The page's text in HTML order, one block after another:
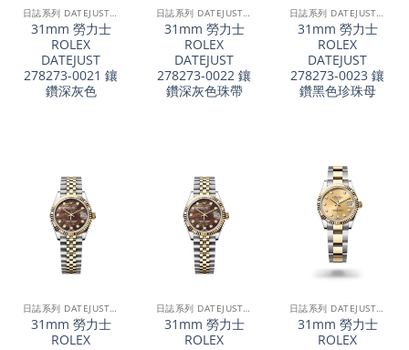
日誌系列 DATEJUST 31
31mm 勞力士
ROLEX
DATEJUST
278273-0021 鑲
鑽深灰色
日誌系列 DATEJUST 31
31mm 勞力士
ROLEX
DATEJUST
278273-0022 鑲
鑽深灰色珠帶
日誌系列 DATEJUST 31
31mm 勞力士
ROLEX
DATEJUST
278273-0023 鑲
鑽黑色珍珠母
日誌系列 DATEJUST 31
31mm 勞力士
ROLEX
日誌系列 DATEJUST 31
31mm 勞力士
ROLEX
日誌系列 DATEJUST 31
31mm 勞力士
ROLEX